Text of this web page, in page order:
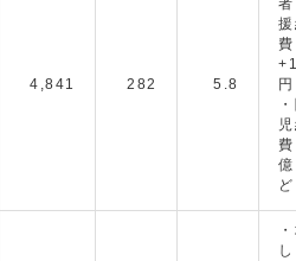
4,841 282 5.8
円
ど
し